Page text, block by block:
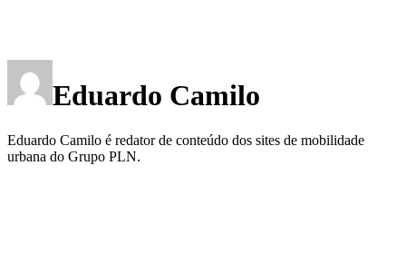
Eduardo Camilo
Eduardo Camilo é redator de conteúdo dos sites de mobilidade
urbana do Grupo PLN.